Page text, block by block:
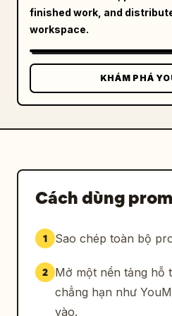
finished work, and
workspace.
KHÁM PHÁ
Cách dùng
1 Sao chép toàn bộ
2
Mở một nền tảng hỗ
chẳng hạn như
vào.